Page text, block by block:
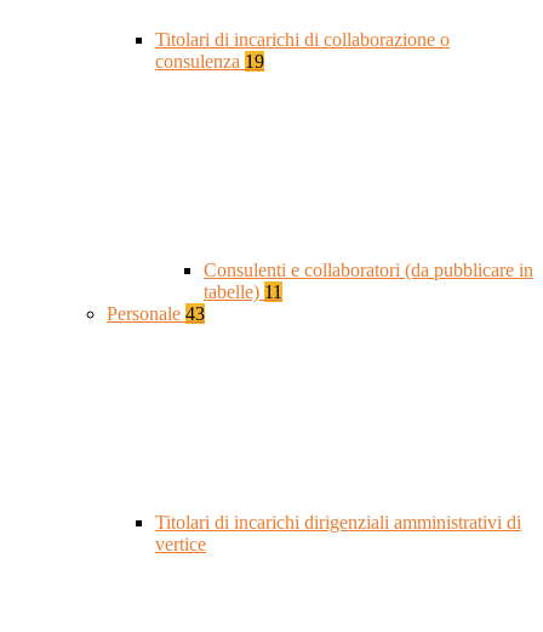
Titolari di incarichi di collaborazione o
consulenza 19
Consulenti e collaboratori (da pubblicare in
tabelle) 11
Personale 43
Titolari di incarichi dirigenziali amministrativi di
vertice